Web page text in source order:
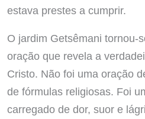
estava prestes a cumprir.
O jardim Getsêmani tornou-
oração que revela a
Cristo. Não foi uma oração
de fórmulas religiosas. Foi
carregado de dor, suor e